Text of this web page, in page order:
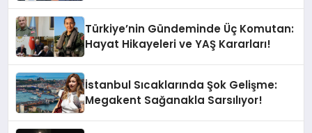
Türkiye’nin Gündeminde Üç Komutan:
Hayat Hikayeleri ve YAŞ Kararları!
İstanbul Sıcaklarında Şok Gelişme:
Megakent Sağanakla Sarsılıyor!